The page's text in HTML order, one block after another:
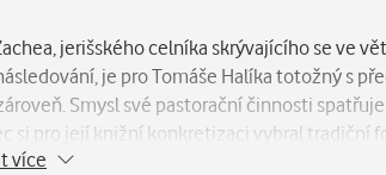
jerišského celníka skrývajícího se ve
je pro Tomáše Halíka totožný s
Smysl své pastorační činnosti
si pro její knižní konkretizaci vybral tradiční
dobovým vkladem a nasazením
více